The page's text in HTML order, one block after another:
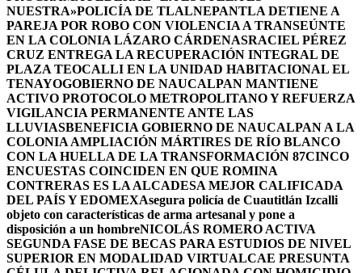
NUESTRA»POLICÍA DE TLALNEPANTLA DETIENE A
PAREJA POR ROBO CON VIOLENCIA A TRANSEÚNTE
EN LA COLONIA LÁZARO CÁRDENASRACIEL PÉREZ
CRUZ ENTREGA LA RECUPERACIÓN INTEGRAL DE
PLAZA TEOCALLI EN LA UNIDAD HABITACIONAL EL
TENAYOGOBIERNO DE NAUCALPAN MANTIENE
ACTIVO PROTOCOLO METROPOLITANO Y REFUERZA
VIGILANCIA PERMANENTE ANTE LAS
LLUVIASBENEFICIA GOBIERNO DE NAUCALPAN A LA
COLONIA AMPLIACIÓN MÁRTIRES DE RÍO BLANCO
CON LA HUELLA DE LA TRANSFORMACIÓN 87CINCO
ENCUESTAS COINCIDEN EN QUE ROMINA
CONTRERAS ES LA ALCADESA MEJOR CALIFICADA
DEL PAÍS Y EDOMEXAsegura policía de Cuautitlán Izcalli
objeto con características de arma artesanal y pone a
disposición a un hombreNICOLÁS ROMERO ACTIVA
SEGUNDA FASE DE BECAS PARA ESTUDIOS DE NIVEL
SUPERIOR EN MODALIDAD VIRTUALCAE PRESUNTA